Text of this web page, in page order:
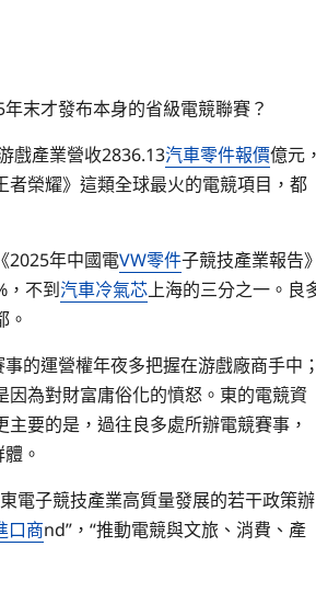
末才發布本身的省級電競聯賽？
戲產業營收2836.13汽車零件報價億元
榮耀》這類全球最火的電競項目，都
2025年中國電VW零件子競技產業報告
，不到汽車冷氣芯上海的三分之一。良
。
的運營權年夜多把握在游戲廠商手中
為對財富庸俗化的憤怒。東的電競資
要的是，過往良多處所辦電競賽事，
。
電子競技產業高質量發展的若干政策辦
口商nd”，“推動電競與文旅、消費、產